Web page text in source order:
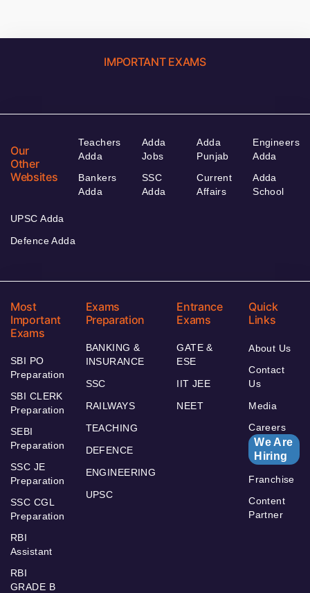
IMPORTANT EXAMS
Our
Other
Websites
Teachers
Adda
Bankers
Adda
Adda
Jobs
SSC
Adda
Adda
Punjab
Current
Affairs
Engineers
Adda
Adda
School
UPSC Adda
Defence Adda
Most
Important
Exams
SBI PO
Preparation
SBI CLERK
Preparation
SEBI
Preparation
SSC JE
Preparation
SSC CGL
Preparation
RBI
Assistant
RBI
GRADE B
Exams
Preparation
BANKING &
INSURANCE
SSC
RAILWAYS
TEACHING
DEFENCE
ENGINEERING
UPSC
Entrance
Exams
GATE &
ESE
IIT JEE
NEET
Quick
Links
About Us
Contact
Us
Media
Careers
We Are
Hiring
Franchise
Content
Partner